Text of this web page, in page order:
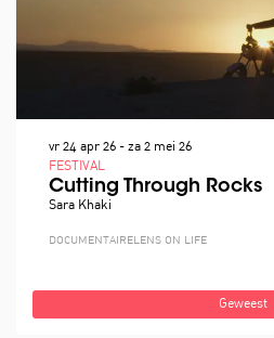
Cutting Through Rocks
Sara Khaki
FESTIVAL
vr 24 apr 26 - za 2 mei 26
DOCUMENTAIRE LENS ON LIFE
Geweest